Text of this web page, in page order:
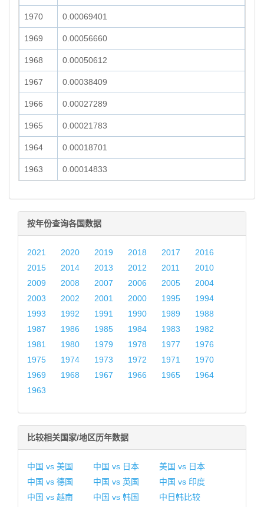
1970 0.00069401
1969 0.00056660
1968 0.00050612
1967 0.00038409
1966 0.00027289
1965 0.00021783
1964 0.00018701
1963 0.00014833
按年份查询各国数据
2021 2020 2019 2018 2017
2016
2015
2014 2013 2012 2011
2010
2009
2008 2007 2006 2005
2004
2003
2002 2001 2000 1995
1994
1993
1992 1991 1990 1989
1988
1987
1986 1985 1984 1983
1982
1981
1980 1979 1978 1977
1976
1975
1974 1973 1972 1971
1970
1969
1968 1967 1966 1965
1964
1963
比较相关国家/地区历年数据
中国 vs 美国 中国 vs 日本
美国 vs 日本
中国 vs 德国
中国 vs 英国
中国 vs 印度
中国 vs 越南
中国 vs 韩国
中日韩比较